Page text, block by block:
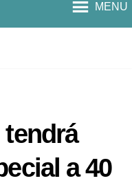
MENU
tendrá
a 40